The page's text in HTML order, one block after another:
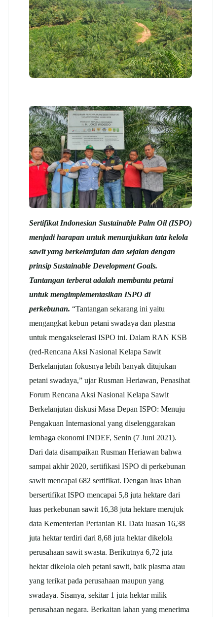
Sertifikat Indonesian Sustainable Palm Oil (ISPO)
menjadi harapan untuk menunjukkan tata kelola
sawit yang berkelanjutan dan sejalan dengan
prinsip Sustainable Development Goals.
Tantangan terberat adalah membantu petani
untuk mengimplementasikan ISPO di
perkebunan. “Tantangan sekarang ini yaitu
mengangkat kebun petani swadaya dan plasma
untuk mengakselerasi ISPO ini. Dalam RAN KSB
(red-Rencana Aksi Nasional Kelapa Sawit
Berkelanjutan fokusnya lebih banyak ditujukan
petani swadaya,” ujar Rusman Heriawan, Penasihat
Forum Rencana Aksi Nasional Kelapa Sawit
Berkelanjutan diskusi Masa Depan ISPO: Menuju
Pengakuan Internasional yang diselenggarakan
lembaga ekonomi INDEF, Senin (7 Juni 2021).
Dari data disampaikan Rusman Heriawan bahwa
sampai akhir 2020, sertifikasi ISPO di perkebunan
sawit mencapai 682 sertifikat. Dengan luas lahan
bersertifikat ISPO mencapai 5,8 juta hektare dari
luas perkebunan sawit 16,38 juta hektare merujuk
data Kementerian Pertanian RI. Data luasan 16,38
juta hektar terdiri dari 8,68 juta hektar dikelola
perusahaan sawit swasta. Berikutnya 6,72 juta
hektar dikelola oleh petani sawit, baik plasma atau
yang terikat pada perusahaan maupun yang
swadaya. Sisanya, sekitar 1 juta hektar milik
perusahaan negara. Berkaitan lahan yang menerima